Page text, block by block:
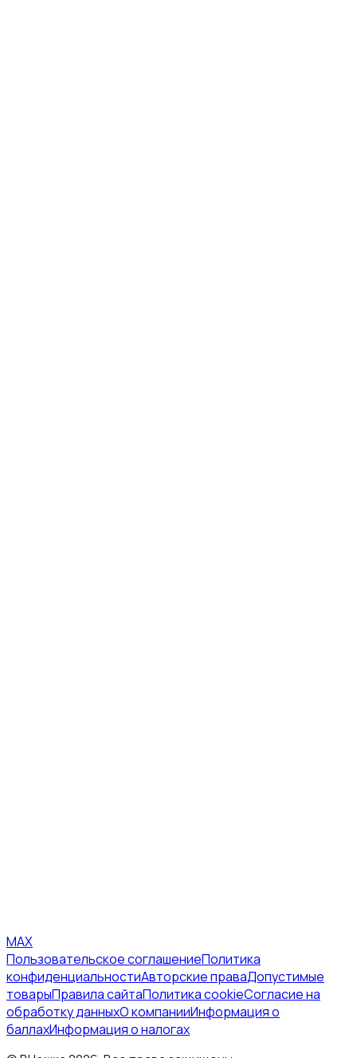
MAX
Пользовательское соглашениеПолитика
конфиденциальностиАвторские праваДопустимые
товарыПравила сайтаПолитика cookieСогласие на
обработку данныхО компанииИнформация о
баллахИнформация о налогах